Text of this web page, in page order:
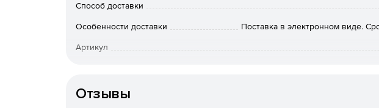
Способ доставки
Особенности доставки Поставка в электронном виде.
Артикул
Отзывы